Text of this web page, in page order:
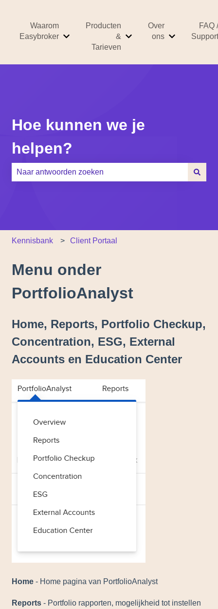
Waarom
Easybroker
Submenu tonen voor Waarom Easybroker
Producten
&
Tarieven
Submenu tonen voor
Over
ons
Submenu
FAQ /
Support
Hoe kunnen we je
helpen?
Kennisbank Client Portaal
Menu onder
PortfolioAnalyst
Home, Reports, Portfolio Checkup,
Concentration, ESG, External
Accounts en Education Center
Home - Home pagina van PortfolioAnalyst
Reports - Portfolio rapporten, mogelijkheid tot instellen